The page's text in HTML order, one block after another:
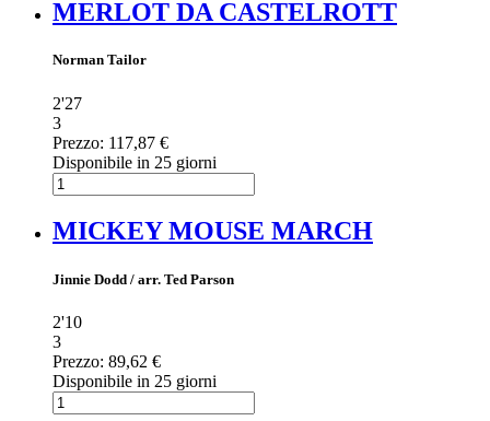
MERLOT DA CASTELROTT
Norman Tailor
2'27
3
Prezzo: 117,87 €
Disponibile in 25 giorni
MICKEY MOUSE MARCH
Jinnie Dodd / arr. Ted Parson
2'10
3
Prezzo: 89,62 €
Disponibile in 25 giorni